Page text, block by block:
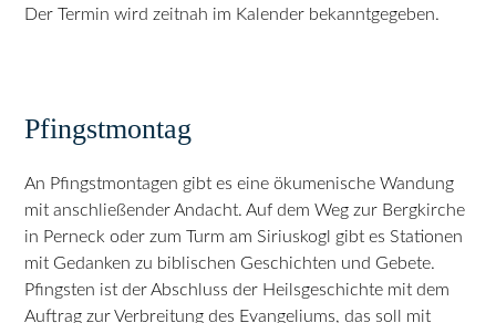
Der Termin wird zeitnah im Kalender bekanntgegeben.
Pfingstmontag
An Pfingstmontagen gibt es eine ökumenische Wandung
mit anschließender Andacht. Auf dem Weg zur Bergkirche
in Perneck oder zum Turm am Siriuskogl gibt es Stationen
mit Gedanken zu biblischen Geschichten und Gebete.
Pfingsten ist der Abschluss der Heilsgeschichte mit dem
Auftrag zur Verbreitung des Evangeliums, das soll mit